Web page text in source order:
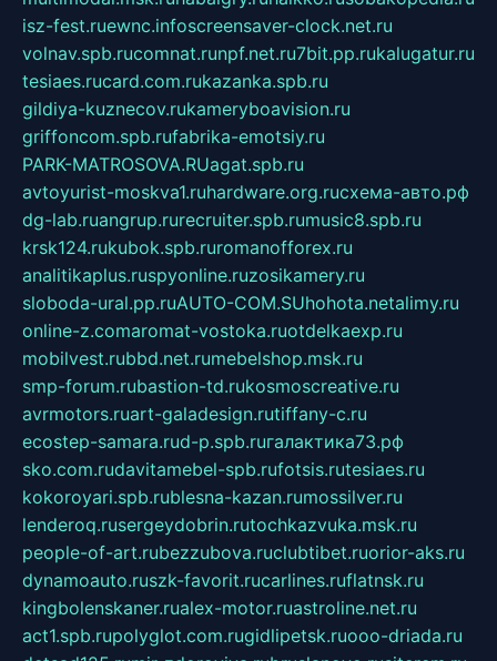
isz-fest.ruewnc.infoscreensaver-clock.net.ru
volnav.spb.rucomnat.runpf.net.ru7bit.pp.rukalugatur.ru
tesiaes.rucard.com.rukazanka.spb.ru
gildiya-kuznecov.rukameryboavision.ru
griffoncom.spb.rufabrika-emotsiy.ru
PARK-MATROSOVA.RUagat.spb.ru
avtoyurist-moskva1.ruhardware.org.ruсхема-авто.рф
dg-lab.ruangrup.rurecruiter.spb.rumusic8.spb.ru
krsk124.rukubok.spb.ruromanofforex.ru
analitikaplus.ruspyonline.ruzosikamery.ru
sloboda-ural.pp.ruAUTO-COM.SUhohota.netalimy.ru
online-z.comaromat-vostoka.ruotdelkaexp.ru
mobilvest.rubbd.net.rumebelshop.msk.ru
smp-forum.rubastion-td.rukosmoscreative.ru
avrmotors.ruart-galadesign.rutiffany-c.ru
ecostep-samara.rud-p.spb.ruгалактика73.рф
sko.com.rudavitamebel-spb.rufotsis.rutesiaes.ru
kokoroyari.spb.rublesna-kazan.rumossilver.ru
lenderoq.rusergeydobrin.rutochkazvuka.msk.ru
people-of-art.rubezzubova.ruclubtibet.ruorior-aks.ru
dynamoauto.ruszk-favorit.rucarlines.ruflatnsk.ru
kingbolenskaner.rualex-motor.ruastroline.net.ru
act1.spb.rupolyglot.com.rugidlipetsk.ruooo-driada.ru